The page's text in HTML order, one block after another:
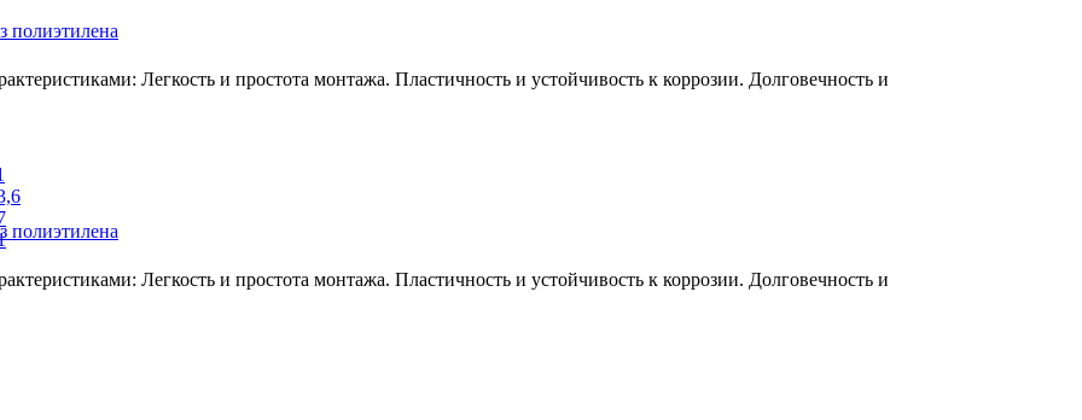
полиэтилена
Легкость и простота монтажа. Пластичность и устойчивость к коррозии. Долговечность и
полиэтилена
Легкость и простота монтажа. Пластичность и устойчивость к коррозии. Долговечность и